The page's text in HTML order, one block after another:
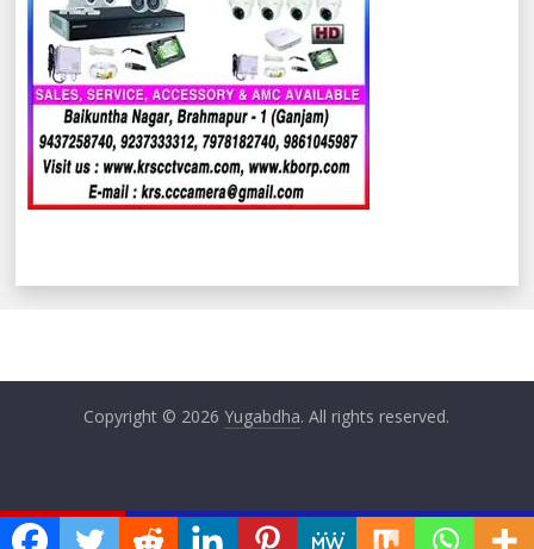
Copyright © 2026Yugabdha. All rights reserved.
ଏବେ ଏବେଅନୁଦାନ ପ୍ରାପ୍ତ ଶିକ୍ଷକଙ୍କ ଦାବି ପୂରଣରେ ଟାଳ ଟୁଳ